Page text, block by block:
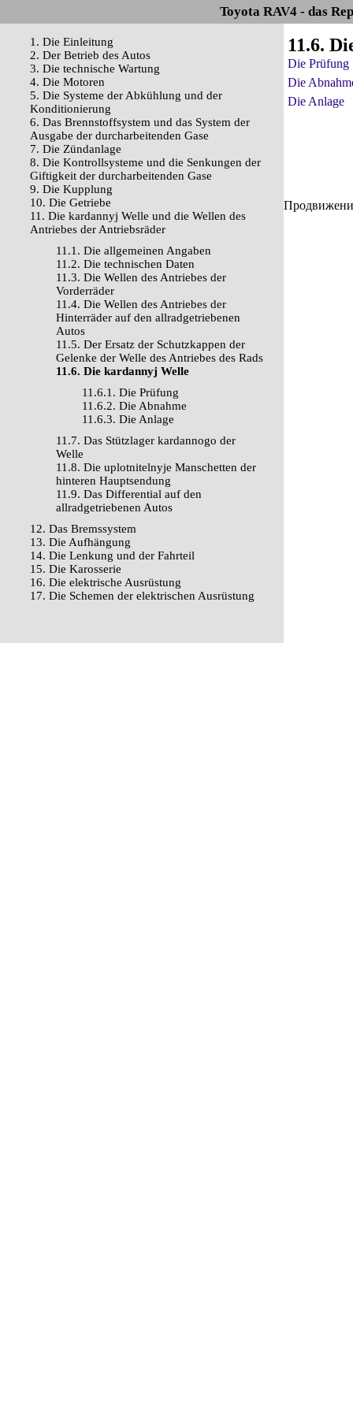
Toyota RAV4 - das
1. Die Einleitung
2. Der Betrieb des Autos
3. Die technische Wartung
4. Die Motoren
5. Die Systeme der Abkühlung und der
Konditionierung
6. Das Brennstoffsystem und das System der
Ausgabe der durcharbeitenden Gase
7. Die Zündanlage
8. Die Kontrollsysteme und die Senkungen der
Giftigkeit der durcharbeitenden Gase
9. Die Kupplung
10. Die Getriebe
11. Die kardannyj Welle und die Wellen des
Antriebes der Antriebsräder
11.1. Die allgemeinen Angaben
11.2. Die technischen Daten
11.3. Die Wellen des Antriebes der
Vorderräder
11.4. Die Wellen des Antriebes der
Hinterräder auf den allradgetriebenen
Autos
11.5. Der Ersatz der Schutzkappen der
Gelenke der Welle des Antriebes des Rads
11.6. Die kardannyj Welle
11.6.1. Die Prüfung
11.6.2. Die Abnahme
11.6.3. Die Anlage
11.7. Das Stützlager kardannogo der
Welle
11.8. Die uplotnitelnyje Manschetten der
hinteren Hauptsendung
11.9. Das Differential auf den
allradgetriebenen Autos
12. Das Bremssystem
13. Die Aufhängung
14. Die Lenkung und der Fahrteil
15. Die Karosserie
16. Die elektrische Ausrüstung
17. Die Schemen der elektrischen Ausrüstung
11.6.
Die Prüfung
Die
Die Anlage